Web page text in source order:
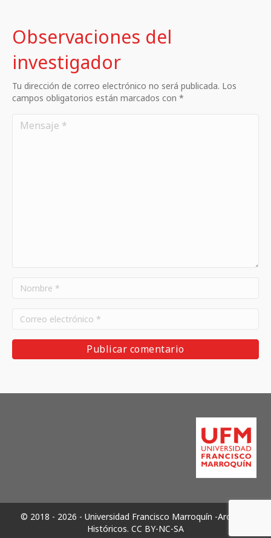
Observaciones del
investigador
Tu dirección de correo electrónico no será publicada. Los
campos obligatorios están marcados con *
© 2018 - 2026 - Universidad Francisco Marroquín -Archivos
Históricos. CC BY-NC-SA